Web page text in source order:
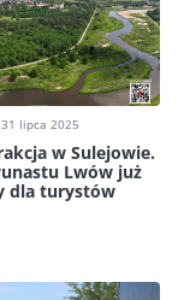
lipca 2025
w Sulejowie.
Lwów już
dla turystów